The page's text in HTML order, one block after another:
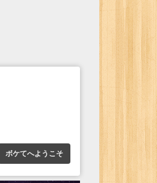
ボケてへようこそ